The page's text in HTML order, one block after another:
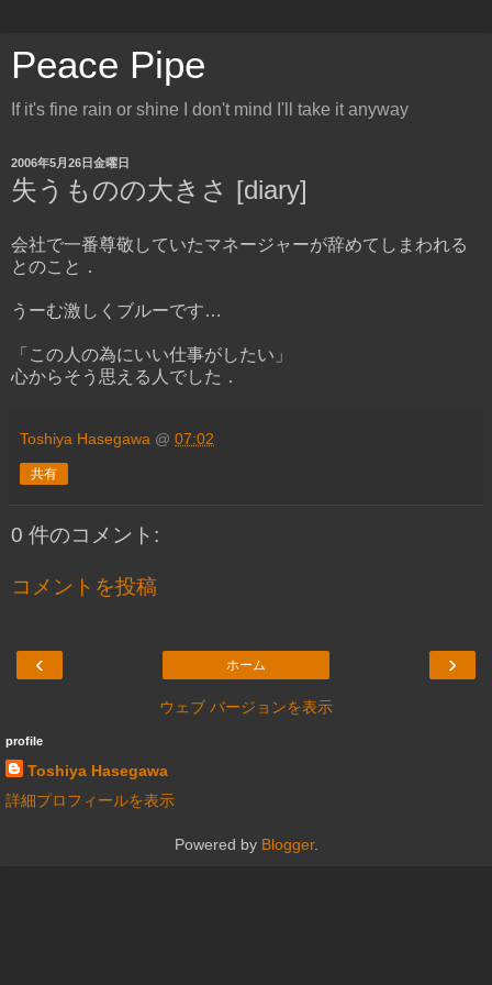
Peace Pipe
If it's fine rain or shine I don't mind I'll take it anyway
2006年5月26日金曜日
失うものの大きさ [diary]
会社で一番尊敬していたマネージャーが辞めてしまわれる
とのこと．
うーむ激しくブルーです…
「この人の為にいい仕事がしたい」
心からそう思える人でした．
Toshiya Hasegawa @ 07:02
共有
0 件のコメント:
コメントを投稿
‹ ›
ホーム
ウェブ バージョンを表示
profile
Toshiya Hasegawa
詳細プロフィールを表示
Powered by Blogger.